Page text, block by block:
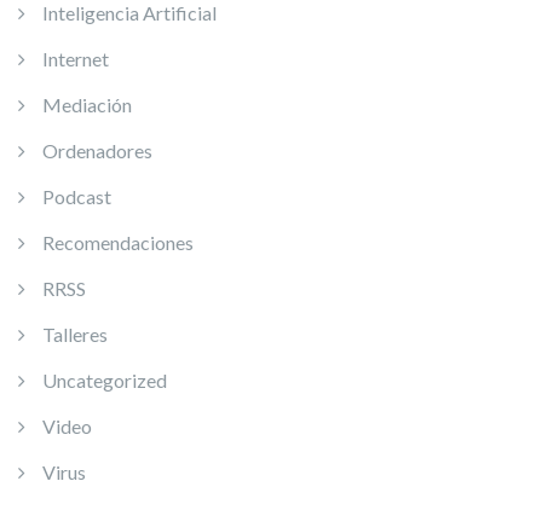
Inteligencia Artificial
Internet
Mediación
Ordenadores
Podcast
Recomendaciones
RRSS
Talleres
Uncategorized
Video
Virus